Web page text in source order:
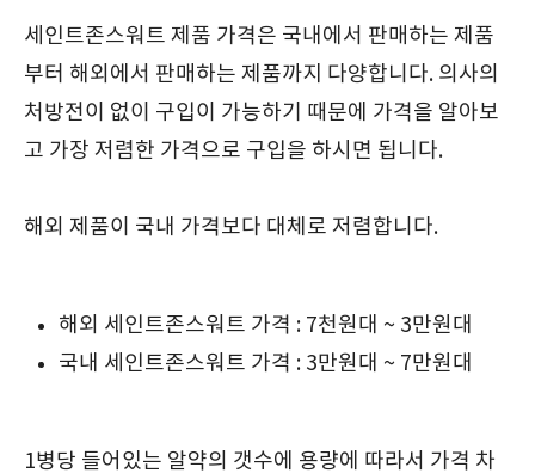
세인트존스워트 제품 가격은 국내에서 판매하는 제품
부터 해외에서 판매하는 제품까지 다양합니다. 의사의
처방전이 없이 구입이 가능하기 때문에 가격을 알아보
고 가장 저렴한 가격으로 구입을 하시면 됩니다.
해외 제품이 국내 가격보다 대체로 저렴합니다.
해외 세인트존스워트 가격 : 7천원대 ~ 3만원대
국내 세인트존스워트 가격 : 3만원대 ~ 7만원대
1병당 들어있는 알약의 갯수에 용량에 따라서 가격 차